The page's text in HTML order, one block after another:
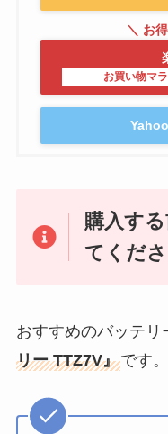
購入す
てくだ
おすすめのバッテリ
リー TTZ7V』です。